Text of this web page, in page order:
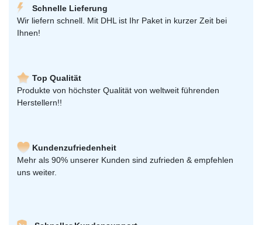
Schnelle Lieferung
Wir liefern schnell. Mit DHL ist Ihr Paket in kurzer Zeit bei
Ihnen!
Top Qualität
Produkte von höchster Qualität von weltweit führenden
Herstellern!!
Kundenzufriedenheit
Mehr als 90% unserer Kunden sind zufrieden & empfehlen
uns weiter.